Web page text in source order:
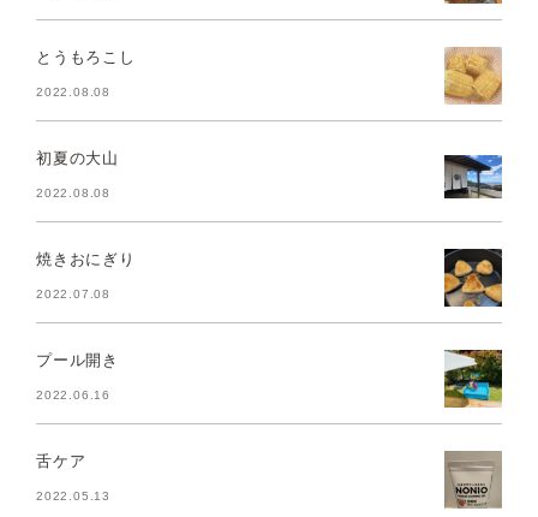
とうもろこし
2022.08.08
初夏の大山
2022.08.08
焼きおにぎり
2022.07.08
プール開き
2022.06.16
舌ケア
2022.05.13